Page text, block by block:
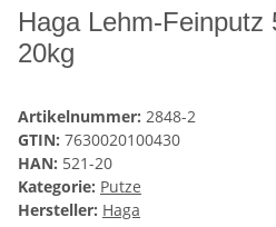
Haga Lehm-Feinputz
20kg
Artikelnummer: 2848-2
GTIN: 7630020100430
HAN: 521-20
Kategorie: Putze
Hersteller: Haga